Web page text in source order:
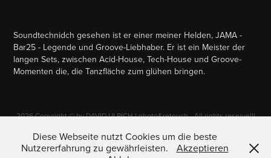
Soundtechnidch gesehen ist er einer meiner Helden, JAMA -
Bar25 - Legende und Groove-Liebhaber. Er ist ein Meister der
langen Sets, zwischen Acid-House, Tech-House und Groove-
Momenten die, die Tanzfläche zum glühen bringen.
2026 Copyright © by DAVID ULRICH I photo&retouch - All rights reserve!!!
any media or forwarding of the images of this site (i.e. without the written
permission of the photographer) is strictly forbidden and will be
prosecuted.
Diese Webseite nutzt Cookies um die beste
Nutzererfahrung zu gewährleisten.
Akzeptieren